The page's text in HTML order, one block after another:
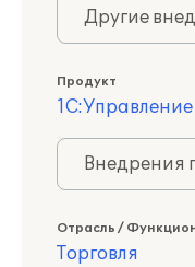
Другие
Продукт
1С:Управление
Внедрения
Отрасль /
Торговля